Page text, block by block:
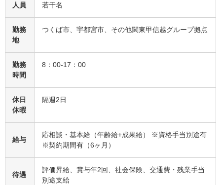
人員 若干名
勤務
地
つくば市、宇都宮市、その他関東甲信越グループ拠点
勤務
時間
8：00-17：00
休日
休暇
隔週2日
給与
応相談・基本給（年齢給+成果給） ※資格手当別途有
※契約期間有（6ヶ月）
待遇
評価昇給、賞与年2回、社会保険、交通費・残業手当
別途支給